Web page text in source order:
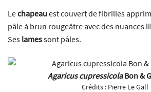
Lechapeau est couvert de fibrilles
pâle à brun rougeâtre avec des nuances
Ses lamessont pâles.
Agaricus cupressicolaBon &
Crédits : Pierre Le Gall